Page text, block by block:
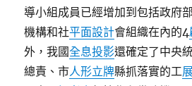
導小組成員已經增加到包括政府
機構和社平面設計會組織在內的4
外，我國全息投影還確定了中央
總責、市人形立牌縣抓落實的工